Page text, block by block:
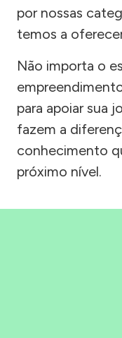
por nossas
temos a
Não importa o
para apoiar sua
fazem a
conhecimento
próximo nível.